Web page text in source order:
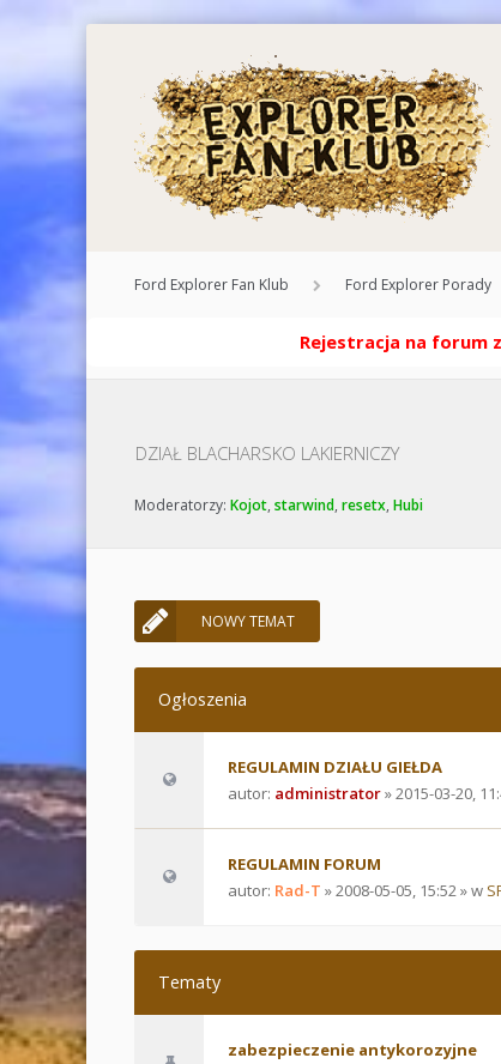
Ford Explorer Fan Klub Ford Explorer Porady
Rejestracja na forum
DZIAŁ BLACHARSKO LAKIERNICZY
Moderatorzy: Kojot, starwind, resetx, Hubi
NOWY TEMAT
Ogłoszenia
REGULAMIN DZIAŁU GIEŁDA
autor: administrator» 2015-03-20,
REGULAMIN FORUM
autor: Rad-T » 2008-05-05, 15:52 » w
Tematy
zabezpieczenie antykorozyjne